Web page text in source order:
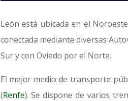
León está ubicada en el
conectada mediante diversas
Sur y con Oviedo por el Norte.
El mejor medio de transporte
(Renfe). Se dispone de varios